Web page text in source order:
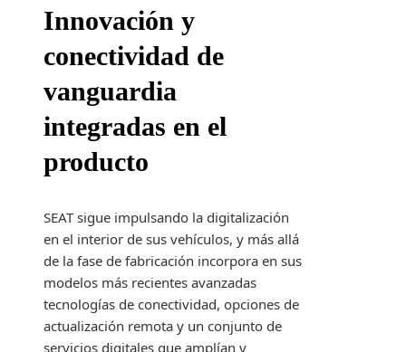
Innovación y
conectividad de
vanguardia
integradas en el
producto
SEAT sigue impulsando la digitalización
en el interior de sus vehículos, y más allá
de la fase de fabricación incorpora en sus
modelos más recientes avanzadas
tecnologías de conectividad, opciones de
actualización remota y un conjunto de
servicios digitales que amplían y